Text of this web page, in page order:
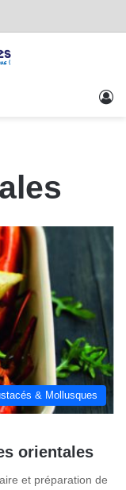
& Mollusques
orientales
et préparation de